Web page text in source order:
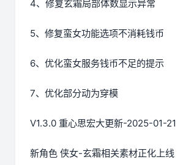
4、修复玄霜局部体数显示异常
5、修复蛮女功能选项不消耗钱币
6、优化蛮女服务钱币不足的提示
7、优化部分动为穿模
V1.3.0 重心思宏大更新-2025-01-21
新角色 侠女-玄霜相关素材正化上线